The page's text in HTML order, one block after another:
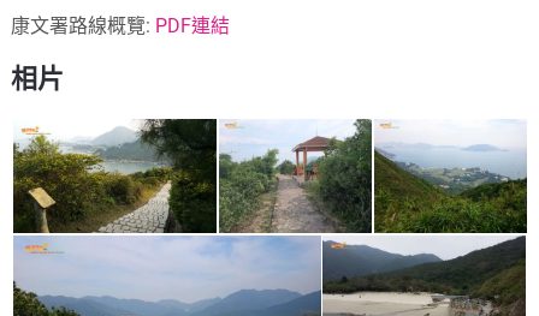
康文署路線概覽: PDF連結
相片